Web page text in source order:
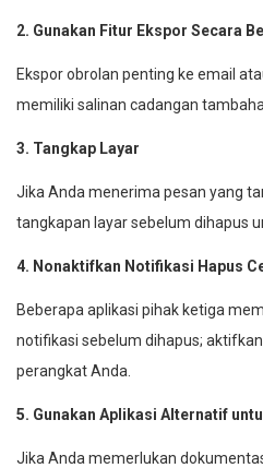
2. Gunakan Fitur Ekspor Secara
Ekspor obrolan penting ke email
memiliki salinan cadangan
3. Tangkap Layar
Jika Anda menerima pesan yang
tangkapan layar sebelum dihapus
4. Nonaktifkan Notifikasi Hapus
Beberapa aplikasi pihak ketiga
notifikasi sebelum dihapus;
perangkat Anda.
5. Gunakan Aplikasi Alternatif
Jika Anda memerlukan